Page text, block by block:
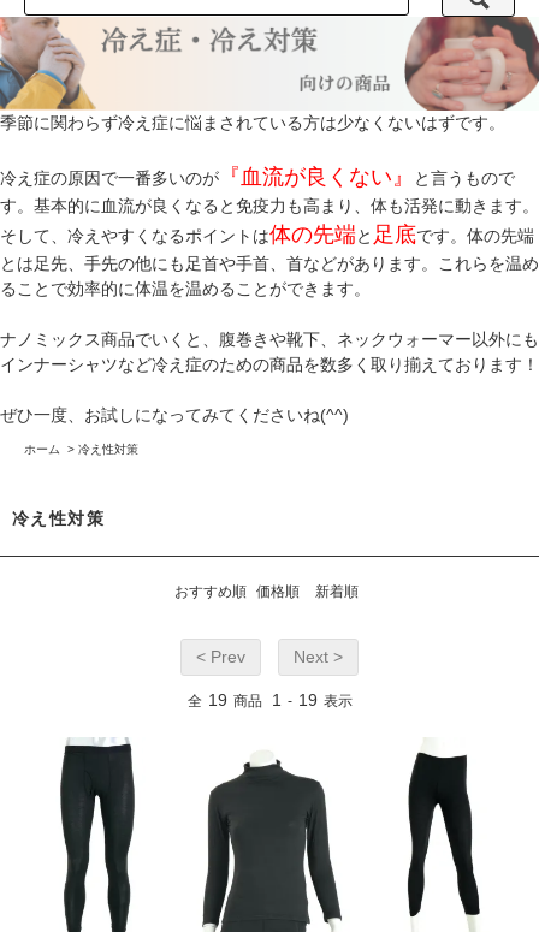
季節に関わらず冷え症に悩まされている方は少なくないはずです。
冷え症の原因で一番多いのが 『血流が良くない』
と言うもので
す。基本的に血流が良くなると免疫力も高まり、体も活発に動きます。
そして、冷えやすくなるポイントは体の先端と 足底です。体の先端
とは足先、手先の他にも足首や手首、首などがあります。これらを温め
ることで効率的に体温を温めることができます。
ナノミックス商品でいくと、腹巻きや靴下、ネックウォーマー以外にも
インナーシャツなど冷え症のための商品を数多く取り揃えております！
ぜひ一度、お試しになってみてくださいね(^^)
ホーム > 冷え性対策
冷え性対策
おすすめ順 価格順 新着順
< Prev Next >
全 19 商品 1 - 19 表示